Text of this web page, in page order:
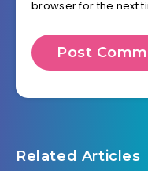
browser for the next
Related Articles